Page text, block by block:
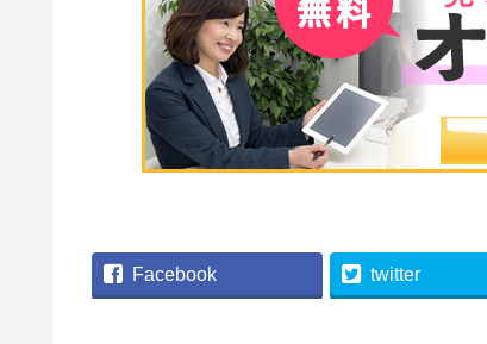
Facebook twitter